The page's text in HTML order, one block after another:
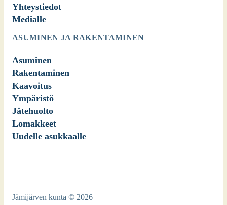
Yhteystiedot
Medialle
ASUMINEN JA RAKENTAMINEN
Asuminen
Rakentaminen
Kaavoitus
Ympäristö
Jätehuolto
Lomakkeet
Uudelle asukkaalle
Jämijärven kunta © 2026